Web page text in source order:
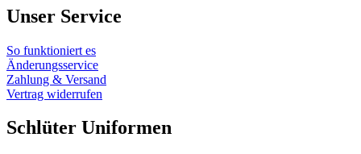
Unser Service
So funktioniert es
Änderungsservice
Zahlung & Versand
Vertrag widerrufen
Schlüter Uniformen